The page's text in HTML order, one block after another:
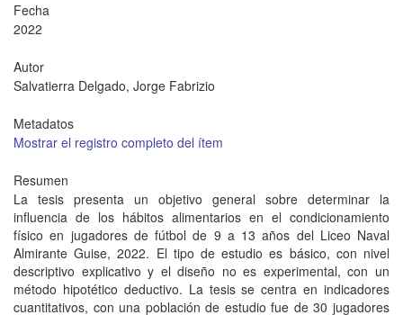
Fecha
2022
Autor
Salvatierra Delgado, Jorge Fabrizio
Metadatos
Mostrar el registro completo del ítem
Resumen
La tesis presenta un objetivo general sobre determinar la
influencia de los hábitos alimentarios en el condicionamiento
físico en jugadores de fútbol de 9 a 13 años del Liceo Naval
Almirante Guise, 2022. El tipo de estudio es básico, con nivel
descriptivo explicativo y el diseño no es experimental, con un
método hipotético deductivo. La tesis se centra en indicadores
cuantitativos, con una población de estudio fue de 30 jugadores